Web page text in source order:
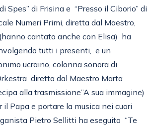
Spes” di Frisina e “Presso il Ciborio” di
Numeri Primi, diretta dal Maestro,
cantato anche con Elisa) ha
tutti i presenti, e un
ucraino, colonna sonora di
diretta dal Maestro Marta
alla trasmissione”A sua immagine)
Papa e portare la musica nei cuori
Pietro Sellitti ha eseguito “Te